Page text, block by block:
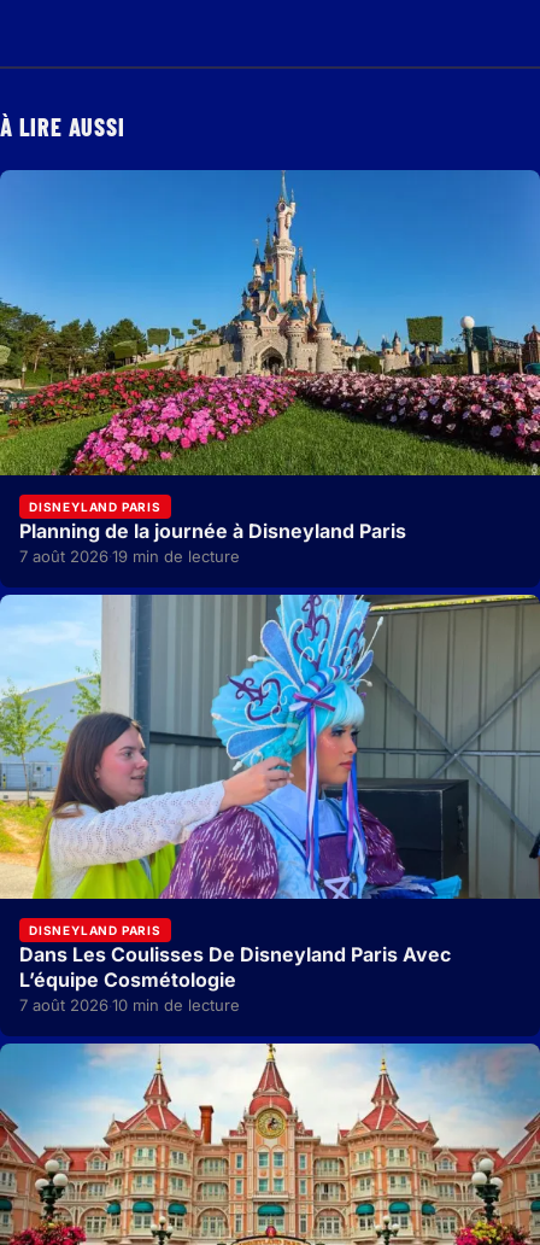
À LIRE AUSSI
DISNEYLAND PARIS
Planning de la journée à Disneyland Paris
7 août 2026·19 min de lecture
DISNEYLAND PARIS
Dans Les Coulisses De Disneyland Paris Avec
L’équipe Cosmétologie
7 août 2026·10 min de lecture